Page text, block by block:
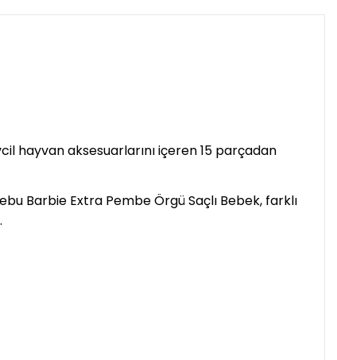
hayvan aksesuarlarını içeren 15 parçadan
Barbie Extra Pembe Örgü Saçlı Bebek, farklı